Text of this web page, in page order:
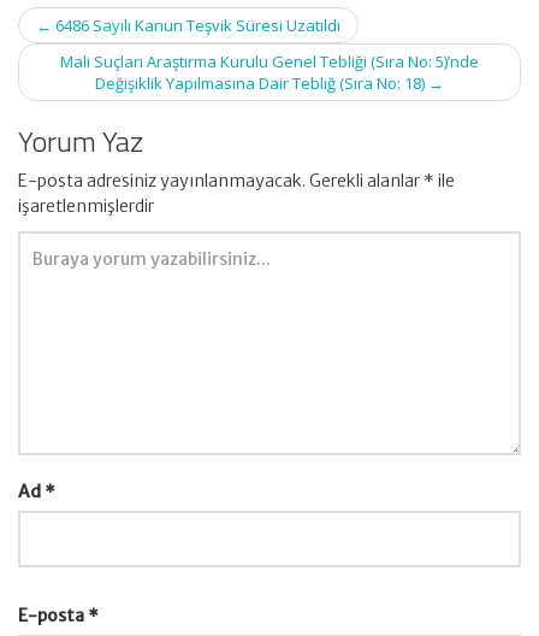
Post
navigation
← 6486 Sayılı Kanun Teşvik Süresi Uzatıldı
Mali Suçları Araştırma Kurulu Genel Tebliği (Sıra No: 5)’nde
Değişiklik Yapılmasına Dair Tebliğ (Sıra No: 18) →
Yorum Yaz
E-posta adresiniz yayınlanmayacak. Gerekli alanlar * ile
işaretlenmişlerdir
Ad *
E-posta *